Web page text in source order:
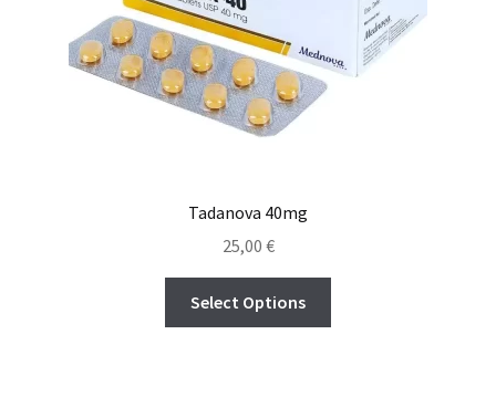
Tadanova 40mg
25,00 €
Select Options